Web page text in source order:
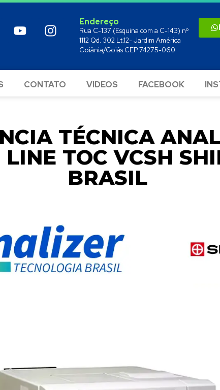
Endereço
Rua C-137 (Esquina com a C-143) nº
1112 Qd. 302 Lt.12- Jardim América
Goiânia/Goiás CEP 74275-060
CONTATO VIDEOS FACEBOOK
TÉCNICA
LINE TOC VCSH
BRASIL